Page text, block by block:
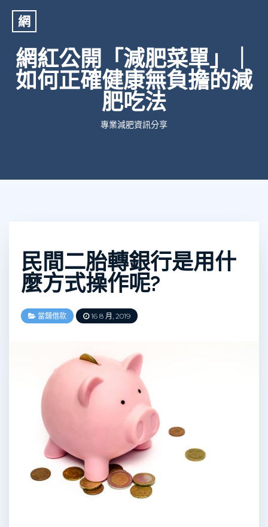
網
網紅公開「減肥菜單」｜
如何正確健康無負擔的減
肥吃法
專業減肥資訊分享
民間二胎轉銀行是用什
麼方式操作呢?
當舖借款 16 8 月, 2019